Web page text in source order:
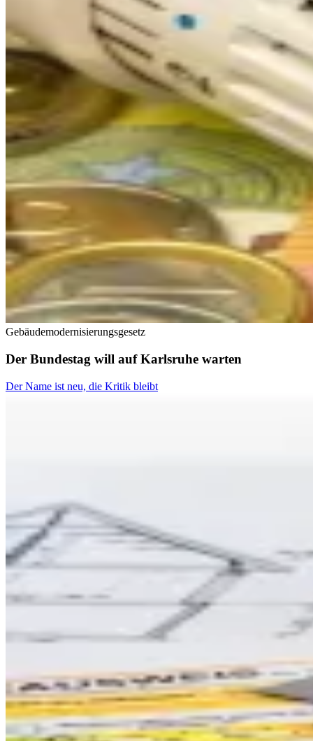
Gebäudemodernisierungsgesetz
Der Bundestag will auf Karlsruhe warten
Der Name ist neu, die Kritik bleibt